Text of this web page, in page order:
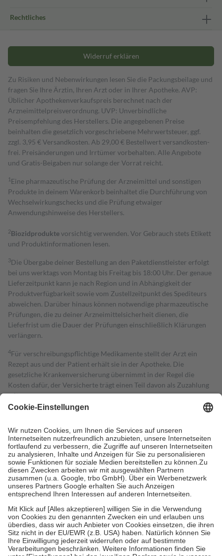
Rechtliches
Widerruf erklären
Zu Risiken und Nebenwirkungen lesen Sie die Packungsbeilage und
fragen Sie Ihre Ärztin, Ihren Arzt oder in Ihrer Apotheke. AVP:
Üblicher Apothekenverkaufspreis berechnet nach der
Arzneimittelpreisverordnung. UVP: Unverbindliche
Preisempfehlung des Herstellers. Die angegebenen Preise
beinhalten die gesetzlich vorgeschriebene Mehrwertsteuer, ggf.
zzgl. 3,95 € Versandkosten. Ab 29,00 € Bestell­wert versand­kosten­
frei. Preisänderungen und Irrtümer vorbehalten. Alle Angebote
und Gratis-Beigaben nur solange der Vorrat reicht.
1 Eine pharmazeutische Prüfung der Arzneimittel und sonstigen
Produkte in deinem Warenkorb beinhaltet die Durchführung von
Wechselwirkungschecks und die Prüfung etwaiger
Anwendungshinweise des Herstellers.
2Biozidproduktevorsichtig verwenden. Vor Gebrauch stets Etikett
und Produktinformationen lesen.
3Die Übergabe deiner Bestellung an den Paketdienstleister erfolgt
bei uns werktags von Montag bis Freitag bis 18:00 Uhr. Der genaue
Lieferzeitpunkt kann je nach Region und in Abhängigkeit der
Produktverfügbarkeit sowie vom Zustellzeitpunkt des Spediteurs
abweichen. Darüber hinaus können notwendige pharmazeutische
Prüfungen, die zu deiner Arzneimittelsicherheit dienen, die
Lieferfrist um die Dauer der Prüfungen einschließlich Klärungen
verlängern.
4Für verschreibungspflichtige Medikamente stellt der Arzt ein
Rezept aus und der Patient erhält sie in der Apotheke. Die
gesetzliche Krankenversicherung übernimmt in der Regel die
Kosten dafür, der Versicherte trägt einen Teil davon als Zuzahlung
mit.
Grundsätzlich leisten Mitglieder Zuzahlungen in Höhe von zehn
höchstens zehn Euro.
Es sind jedoch nie mehr als die tatsächlichen
Kosten der Leistung zu entrichten.
Diese Regeln gelten grundsätzlich auch für Online-Apotheken.
Bei Heilmitteln und häuslicher Krankenpflege beträgt die
Zuzahlung zehn Prozent der Kosten sowie zehn Euro je
Verordnung.
Um das Engagement der Versicherten für ihre eigene Gesundheit zu
stärken und die besondere Stellung der Familie zu unterstützen,
fallenkeine Zuzahlungenan bei:
• Kindern und Jugendlichen bis zum vollendeten 18. Lebensjahr
mit Ausnahme der Fahrkosten
• Untersuchungen zur Vorsorge und Früherkennung, die von der
GKV getragen werden